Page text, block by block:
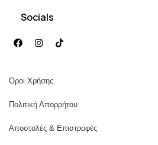
Socials
Όροι Χρήσης
Πολιτική Απορρήτου
Αποστολές & Επιστροφές